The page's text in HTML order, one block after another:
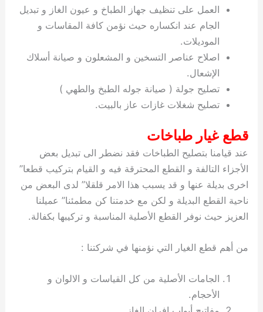
العمل على تنظيف جهاز الطباخ و عيون الغاز و تبديل
الجام عند انكساره حيث نؤمن كافة المقاسات و
الموديلات.
اصلاح عناصر التسخين و المشعلون و صيانة أسلاك
الإشعال.
تصليح جولة ( صيانة جوله الطبخ والطهي )
تصليح شغلات غازات عاز بالبيت.
قطع غيار طباخات
عند قيامنا بتصليح الطباخات فقد نضطر الى تبديل بعض
الأجزاء التالفة و القطع المحترقة فيه و القيام بتركيب قطعا”
اخرى بديلة عنها و قد يسبب هذا الامر قلقلا” لدى البعض من
ناحية القطع البديلة و لكن مع خدمتنا كن مطمئنا” عميلنا
العزيز حيث نوفر القطع الأصلية المناسبة و تركيبها بكفالة.
من أهم قطع الغيار التي نؤمنها في شركتنا :
الجامات الأصلية من كل القياسات و الالوان و
الأحجام.